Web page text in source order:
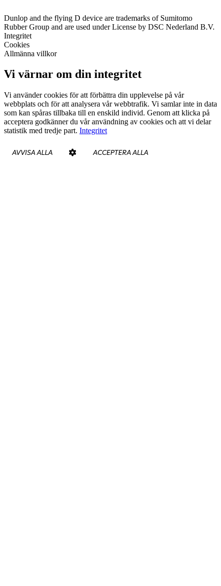
Dunlop and the flying D device are trademarks of Sumitomo
Rubber Group and are used under License by DSC Nederland B.V.
Integritet
Cookies
Allmänna villkor
Vi värnar om din integritet
Vi använder cookies för att förbättra din upplevelse på vår
webbplats och för att analysera vår webbtrafik. Vi samlar inte in data
som kan spåras tillbaka till en enskild individ. Genom att klicka på
acceptera godkänner du vår användning av cookies och att vi delar
statistik med tredje part. Integritet
AVVISA ALLA ACCEPTERA ALLA